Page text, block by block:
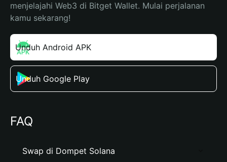
menjelajahi Web3 di Bitget Wallet. Mulai perjalanan
kamu sekarang!
Unduh Android APK
Unduh Google Play
FAQ
Swap di Dompet Solana